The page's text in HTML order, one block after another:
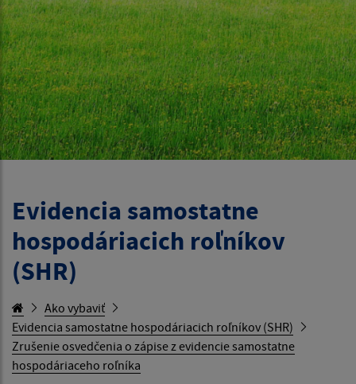
Evidencia samostatne
hospodáriacich roľníkov
(SHR)
Ako vybaviť
Evidencia samostatne hospodáriacich roľníkov (SHR)
Zrušenie osvedčenia o zápise z evidencie samostatne
hospodáriaceho roľníka